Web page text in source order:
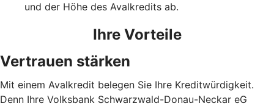
und der Höhe des Avalkredits ab.
Ihre Vorteile
Vertrauen stärken
Mit einem Avalkredit belegen Sie Ihre Kreditwürdigkeit.
Denn Ihre Volksbank Schwarzwald-Donau-Neckar eG